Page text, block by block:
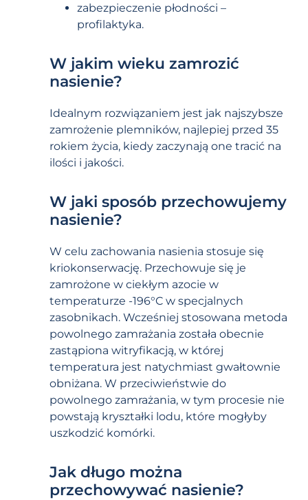
zabezpieczenie płodności –
profilaktyka.
W jakim wieku zamrozić
nasienie?
Idealnym rozwiązaniem jest jak najszybsze
zamrożenie plemników, najlepiej przed 35
rokiem życia, kiedy zaczynają one tracić na
ilości i jakości.
W jaki sposób przechowujemy
nasienie?
W celu zachowania nasienia stosuje się
kriokonserwację. Przechowuje się je
zamrożone w ciekłym azocie w
temperaturze -196°C w specjalnych
zasobnikach. Wcześniej stosowana metoda
powolnego zamrażania została obecnie
zastąpiona witryfikacją, w której
temperatura jest natychmiast gwałtownie
obniżana. W przeciwieństwie do
powolnego zamrażania, w tym procesie nie
powstają kryształki lodu, które mogłyby
uszkodzić komórki.
Jak długo można
przechowywać nasienie?